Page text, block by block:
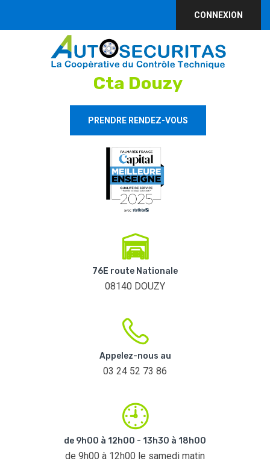
CONNEXION
Cta Douzy
PRENDRE RENDEZ-VOUS
76E route Nationale
08140 DOUZY
Appelez-nous au
03 24 52 73 86
de 9h00 à 12h00 - 13h30 à 18h00
de 9h00 à 12h00 le samedi matin